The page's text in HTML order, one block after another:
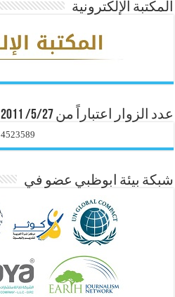
المكتبة الإلكترونية
عدد الزوار اعتباراً من 5/27/ 2011
4523589
شبكة بيئة ابوظبي عضو في